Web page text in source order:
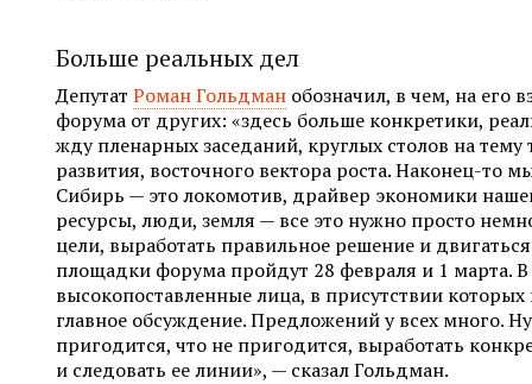
Больше реальных дел
Депутат Роман Гольдман обозначил, в чем, на его
форума от других: «здесь больше конкретики,
жду пленарных заседаний, круглых столов на
развития, восточного вектора роста. Наконец-то
Сибирь — это локомотив, драйвер экономики
ресурсы, люди, земля — все это нужно просто
цели, выработать правильное решение и
площадки форума пройдут 28 февраля и 1 марта. В
высокопоставленные лица, в присутствии
главное обсуждение. Предложений у всех много.
пригодится, что не пригодится, выработать
и следовать ее линии», — сказал Гольдман.